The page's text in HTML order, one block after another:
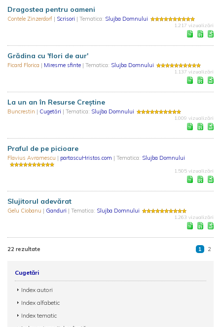
Dragostea pentru oameni
Contele Zinzerdorf | Scrisori | Tematica: Slujba Domnului
1.217 vizualizări
Grădina cu 'flori de aur'
Ficard Florica | Miresme sfinte | Tematica: Slujba Domnului
1.137 vizualizări
La un an în Resurse Creştine
Buncrestin | Cugetări | Tematica: Slujba Domnului
1.009 vizualizări
Praful de pe picioare
Flavius Avramescu | partascuHristos.com | Tematica: Slujba Domnului
1.505 vizualizări
Slujitorul adevărat
Gelu Ciobanu | Ganduri | Tematica: Slujba Domnului
1.263 vizualizări
22 rezultate 1 2
Cugetări
Index autori
Index alfabetic
Index tematic